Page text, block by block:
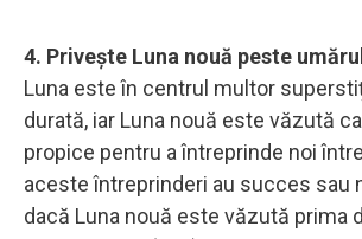
4. Privește Luna nouă peste
Luna este în centrul multor
durată, iar Luna nouă este văzută
propice pentru a întreprinde noi
aceste întreprinderi au succes sau
dacă Luna nouă este văzută prima